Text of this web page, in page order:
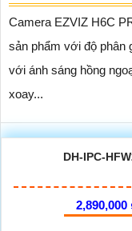
Camera EZVIZ H6C
sản phẩm với độ phân
với ánh sáng hồng
xoay...
DH-IPC-
2,890,000